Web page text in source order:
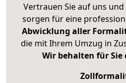
Vertrauen Sie auf uns
sorgen für eine
Abwicklung aller
die mit Ihrem Umzug in
Wir behalten für Sie